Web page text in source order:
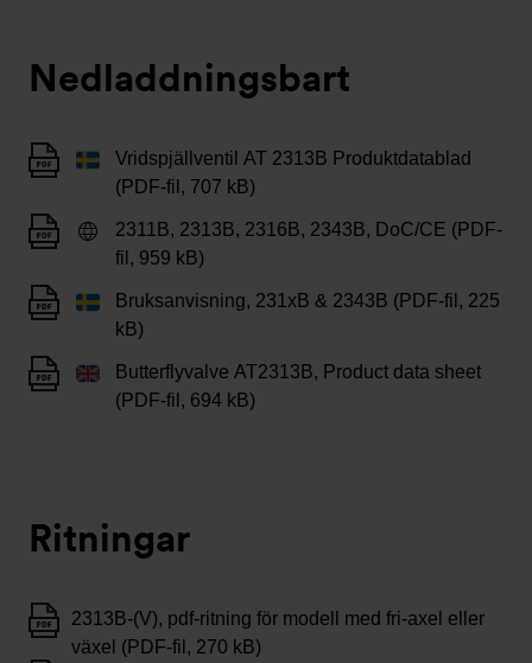
Nedladdningsbart
Vridspjällventil AT 2313B Produktdatablad
(PDF-fil, 707 kB)
2311B, 2313B, 2316B, 2343B, DoC/CE (PDF-
fil, 959 kB)
Bruksanvisning, 231xB & 2343B (PDF-fil, 225
kB)
Butterflyvalve AT2313B, Product data sheet
(PDF-fil, 694 kB)
Ritningar
2313B-(V), pdf-ritning för modell med fri-axel eller
växel (PDF-fil, 270 kB)